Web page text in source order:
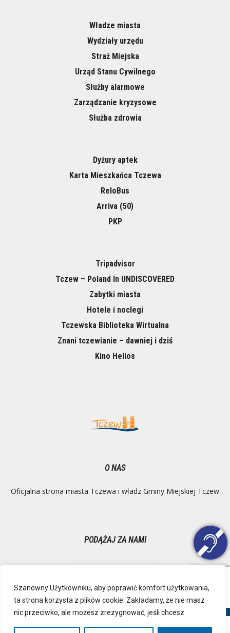
Szanowny Użytkowniku, aby poprawić komfort użytkowania,
ta strona korzysta z plików cookie. Zakładamy, że nie masz
nic przeciwko, ale możesz zrezygnować, jeśli chcesz.
Władze miasta
Wydziały urzędu
Straż Miejska
Urząd Stanu Cywilnego
Służby alarmowe
Zarządzanie kryzysowe
Służba zdrowia
Dyżury aptek
Karta Mieszkańca Tczewa
ReloBus
Arriva (50)
PKP
Tripadvisor
Tczew – Poland In UNDISCOVERED
Zabytki miasta
Hotele i noclegi
Tczewska Biblioteka Wirtualna
Znani tczewianie – dawniej i dziś
Kino Helios
O NAS
Oficjalna strona miasta Tczewa i władz Gminy Miejskiej Tczew
PODĄŻAJ ZA NAMI
Ochrona danych osobowych
Inspektor Danych Osobowych
Polityka Prywatności
Deklaracja dostępności
RSS
Kontakt